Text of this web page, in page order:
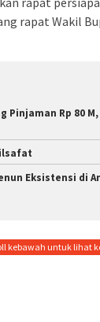
rapat Wakil
Pinjaman Rp 80
Eksistensi di
kebawah untuk lihat